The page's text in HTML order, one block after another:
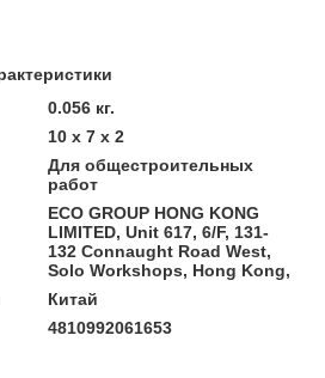
0.056 кг.
10 x 7 x 2
Для общестроительных
работ
ECO GROUP HONG KONG
LIMITED, Unit 617, 6/F, 131-
132 Connaught Road West,
Solo Workshops, Hong Kong,
Китай
4810992061653